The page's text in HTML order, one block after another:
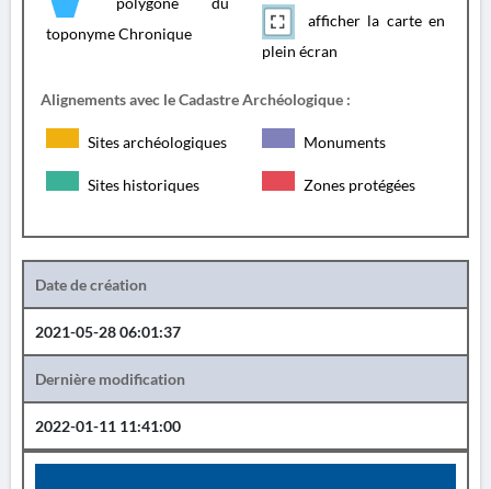
toponyme Chronique
afficher la carte en
plein écran
Alignements avec le Cadastre Archéologique :
Sites archéologiques Monuments
Sites historiques Zones protégées
Date de création
2021-05-28 06:01:37
Dernière modification
2022-01-11 11:41:00